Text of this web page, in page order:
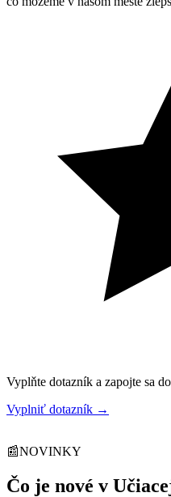
Vyplňte dotazník a zapojte sa
Vyplniť dotazník →
📰NOVINKY
Čo je nové v